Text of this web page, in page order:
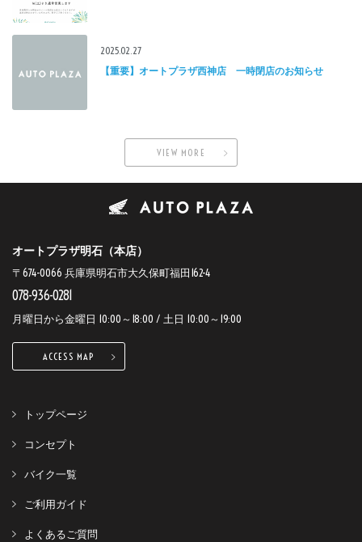
2025.02.27
【重要】オートプラザ西神店 一時閉店のお知らせ
VIEW MORE
オートプラザ明石（本店）
〒674-0066 兵庫県明石市大久保町福田162-4
078-936-0281
月曜日から金曜日 10:00～18:00 / 土日 10:00～19:00
ACCESS MAP
トップページ
コンセプト
バイク一覧
ご利用ガイド
よくあるご質問